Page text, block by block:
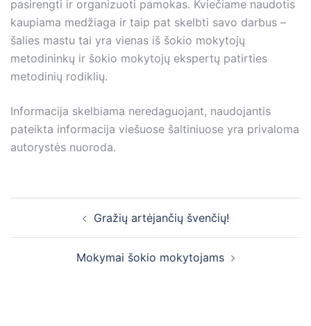
pasirengti ir organizuoti pamokas. Kviečiame naudotis
kaupiama medžiaga ir taip pat skelbti savo darbus –
šalies mastu tai yra vienas iš šokio mokytojų
metodininkų ir šokio mokytojų ekspertų patirties
metodinių rodiklių.
Informacija skelbiama neredaguojant, naudojantis
pateikta informacija viešuose šaltiniuose yra privaloma
autorystės nuoroda.
navigationGražių artėjančių švenčių!
Mokymai šokio mokytojams